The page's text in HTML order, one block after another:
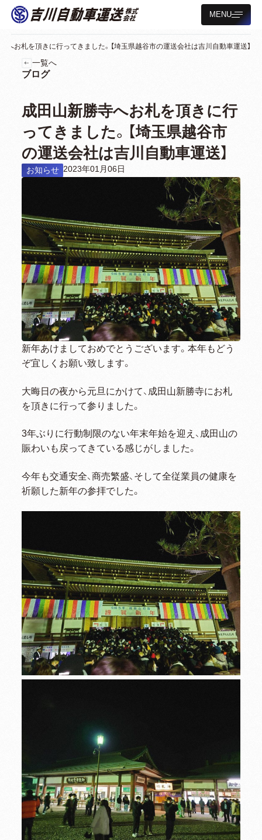
MENU
へお札を頂きに行ってきました。【埼玉県越谷市の運送会社は吉川自動車運送】
一覧へ
ブログ
成田山新勝寺へお札を頂きに行
ってきました。【埼玉県越谷市
の運送会社は吉川自動車運送】
お知らせ 2023年01月06日
新年あけましておめでとうございます。本年もどう
ぞ宜しくお願い致します。
大晦日の夜から元旦にかけて、成田山新勝寺にお札
を頂きに行って参りました。
3年ぶりに行動制限のない年末年始を迎え、成田山の
賑わいも戻ってきている感じがしました。
今年も交通安全、商売繁盛、そして全従業員の健康を
祈願した新年の参拝でした。